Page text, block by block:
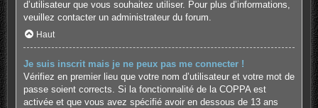
d’utilisateur que vous souhaitez utiliser. Pour plus d’informations,
veuillez contacter un administrateur du forum.
Haut
Je suis inscrit mais je ne peux pas me connecter !
Vérifiez en premier lieu que votre nom d’utilisateur et votre mot de
passe soient corrects. Si la fonctionnalité de la COPPA est
activée et que vous avez spécifié avoir en dessous de 13 ans